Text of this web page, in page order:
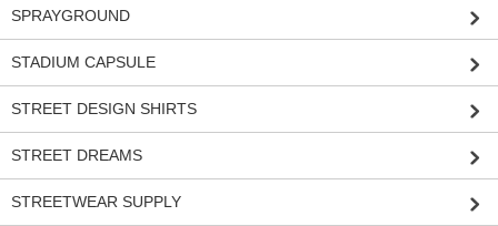
SPRAYGROUND
STADIUM CAPSULE
STREET DESIGN SHIRTS
STREET DREAMS
STREETWEAR SUPPLY